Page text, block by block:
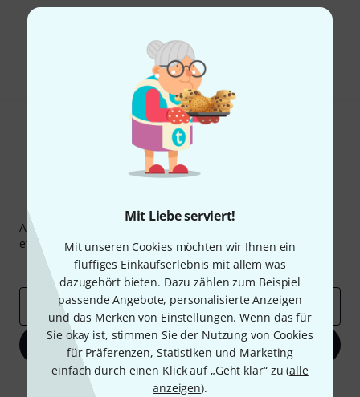
Mit Liebe serviert!
Mit unseren Cookies möchten wir Ihnen ein
fluffiges Einkaufserlebnis mit allem was
dazugehört bieten. Dazu zählen zum Beispiel
passende Angebote, personalisierte Anzeigen
und das Merken von Einstellungen. Wenn das für
Sie okay ist, stimmen Sie der Nutzung von Cookies
für Präferenzen, Statistiken und Marketing
einfach durch einen Klick auf „Geht klar“ zu (alle
anzeigen).
Hilfe & Feedback
Thomann Newsletter
Abonniere den Thomann Newsletter und gewinne mit
etwas Glück einen von50 Gutscheinenüber jeweils
Inspirierende Beiträge
Deals Thomann Insights
E-Mail-Adresse*
Jetzt anmelden
Mit Klick auf „Jetzt anmelden“ stimmen Sie dem Erhalt von E-Mail-